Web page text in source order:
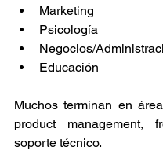
Marketing
Psicología
Negocios/
Educación
Muchos terminan en
product management,
soporte técnico.